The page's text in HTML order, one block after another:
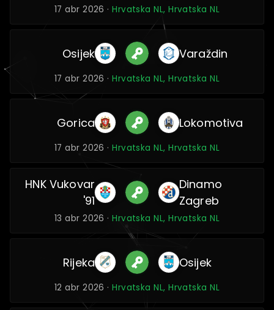
17 abr 2026 ·Hrvatska NL, Hrvatska NL
Osijek Varaždin
17 abr 2026 ·Hrvatska NL, Hrvatska NL
Gorica Lokomotiva
17 abr 2026 ·Hrvatska NL, Hrvatska NL
HNK Vukovar
'91
Dinamo
Zagreb
13 abr 2026 ·Hrvatska NL, Hrvatska NL
Rijeka Osijek
12 abr 2026 ·Hrvatska NL, Hrvatska NL